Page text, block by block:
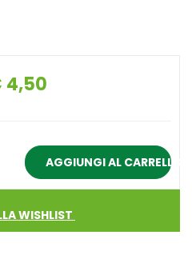
Prezzo
4,50
AGGIUNGI AL CARRELLO
WISHLIST